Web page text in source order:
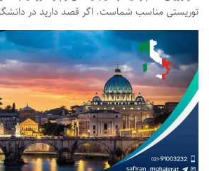
توریستی مناسب شماست. اگر قصد دارید در